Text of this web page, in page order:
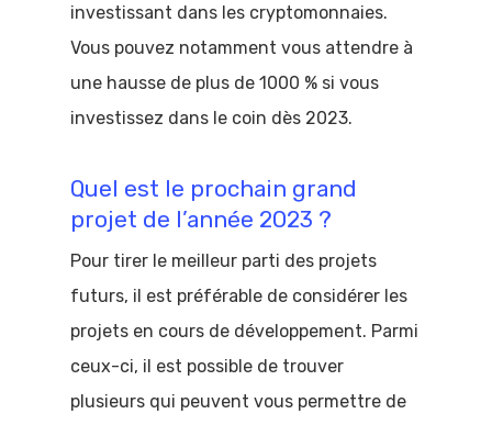
investissant dans les cryptomonnaies.
Vous pouvez notamment vous attendre à
une hausse de plus de 1000 % si vous
investissez dans le coin dès 2023.
Quel est le prochain grand
projet de l’année 2023 ?
Pour tirer le meilleur parti des projets
futurs, il est préférable de considérer les
projets en cours de développement. Parmi
ceux-ci, il est possible de trouver
plusieurs qui peuvent vous permettre de